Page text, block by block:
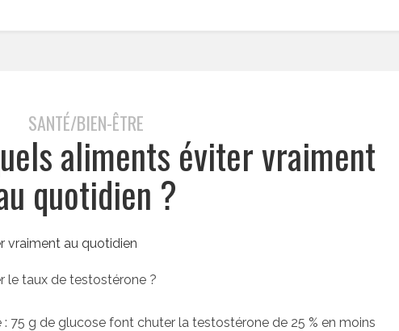
SANTÉ/BIEN-ÊTRE
aliments éviter vraiment
quotidien ?
le taux de testostérone ?
75 g de glucose font chuter la testostérone de 25 % en moins